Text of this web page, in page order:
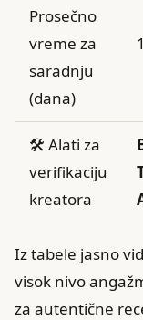
Prosečno
vreme za
saradnju
(dana)
🛠️ Alati za
verifikaciju
kreatora
Iz tabele jasno
visok nivo
za autentične